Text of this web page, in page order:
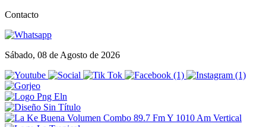
Contacto
Sábado, 08 de Agosto de 2026